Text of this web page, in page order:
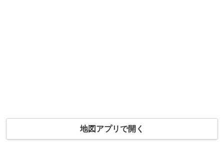
地図アプリで開く